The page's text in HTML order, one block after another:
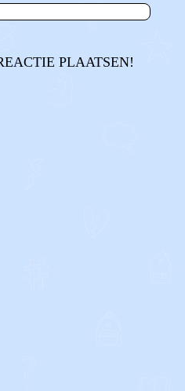
PLAATSEN!